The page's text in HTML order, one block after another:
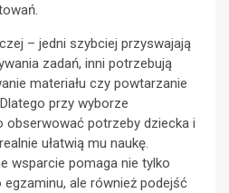
– jedni szybciej przyswajają
zadań, inni potrzebują
materiału czy powtarzanie
przy wyborze
obserwować potrzeby dziecka i
ułatwią mu naukę.
wsparcie pomaga nie tylko
ale również podejść